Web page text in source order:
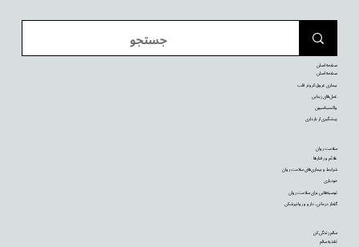
سالم زندگی کن
تغذیه سالم
سلامت روان
علائم و رفتارها
شرایط و بیماری‌های سلامت روان
خودیاری
توصیه‌‌هایی برای سلامت روان
گفتار درمانی، دارو و روانپزشکی
صفحه اصلی
صفحه اصلی
بیماری عروق کرونر قلب
عمل‌های زیبایی
واکسیناسیون
پیشگیری از بارداری